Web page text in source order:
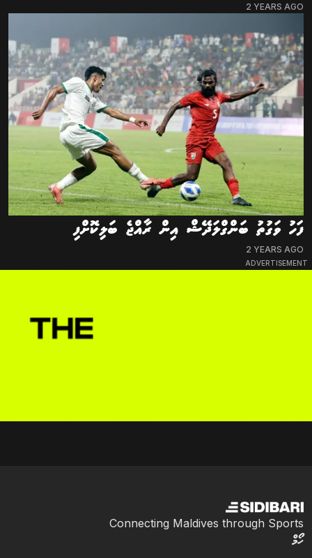
ADVERTISEMENT
2 YEARS AGO
ފަހު ވަގުތު ބަންގްލަދޭޝް އިން ރާއްޖެ ބަލިކޮށްފި
2 YEARS AGO
Connecting Maldives through Sports
ހޯމް